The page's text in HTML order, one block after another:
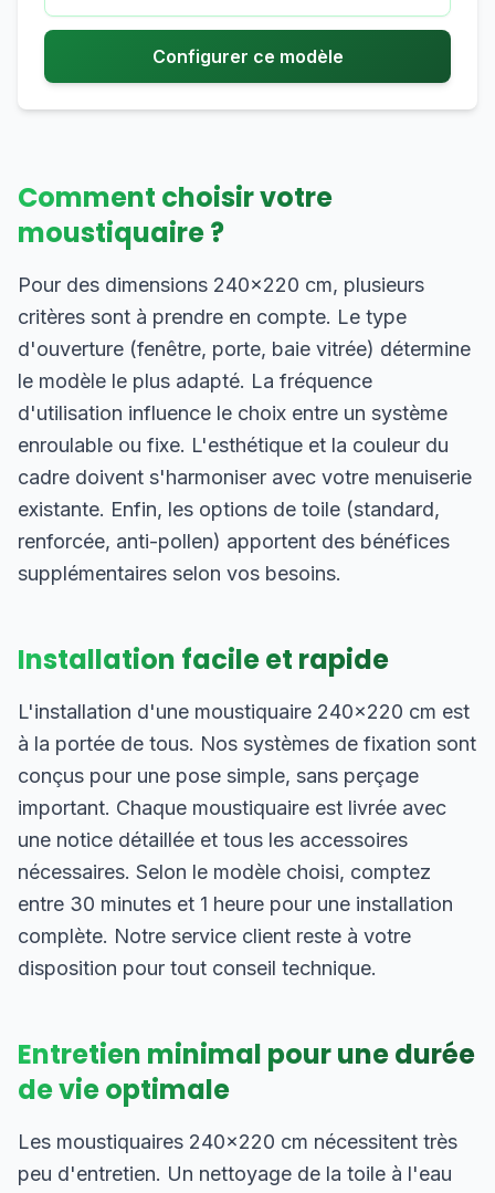
Configurer ce modèle
Comment choisir votre
moustiquaire ?
Pour des dimensions 240×220 cm, plusieurs
critères sont à prendre en compte. Le type
d'ouverture (fenêtre, porte, baie vitrée) détermine
le modèle le plus adapté. La fréquence
d'utilisation influence le choix entre un système
enroulable ou fixe. L'esthétique et la couleur du
cadre doivent s'harmoniser avec votre menuiserie
existante. Enfin, les options de toile (standard,
renforcée, anti-pollen) apportent des bénéfices
supplémentaires selon vos besoins.
Installation facile et rapide
L'installation d'une moustiquaire 240×220 cm est
à la portée de tous. Nos systèmes de fixation sont
conçus pour une pose simple, sans perçage
important. Chaque moustiquaire est livrée avec
une notice détaillée et tous les accessoires
nécessaires. Selon le modèle choisi, comptez
entre 30 minutes et 1 heure pour une installation
complète. Notre service client reste à votre
disposition pour tout conseil technique.
Entretien minimal pour une durée
de vie optimale
Les moustiquaires 240×220 cm nécessitent très
peu d'entretien. Un nettoyage de la toile à l'eau